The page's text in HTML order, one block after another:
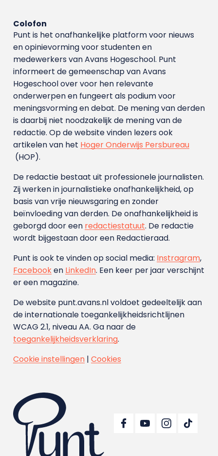
Colofon
Punt is het onafhankelijke platform voor nieuws
en opinievorming voor studenten en
medewerkers van Avans Hoge­school. Punt
informeert de gemeenschap van Avans
Hogeschool over voor hen relevante
onderwerpen en fungeert als podium voor
meningsvorming en debat. De mening van derden
is daarbij niet noodzakelijk de mening van de
redactie. Op de website vinden lezers ook
artikelen van het Hoger Onderwijs Persbureau
(HOP).
De redactie bestaat uit professionele journalisten.
Zij werken in journalistieke onafhankelijkheid, op
basis van vrije nieuwsgaring en zonder
beïnvloeding van derden. De onafhankelijkheid is
geborgd door een redactiestatuut. De redactie
wordt bijgestaan door een Redactieraad.
Punt is ook te vinden op social media: Instragram,
Facebooken LinkedIn. Een keer per jaar verschijnt
er een magazine.
De website punt.avans.nl voldoet gedeeltelijk aan
de internationale toegankelijkheidsrichtlijnen
WCAG 2.1, niveau AA. Ga naar de
toegankelijkheidsverklaring.
Cookie instellingen| Cookies